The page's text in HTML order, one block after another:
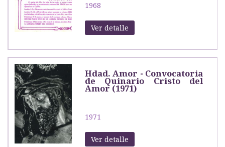
1968
Ver detalle
Hdad. Amor - Convocatoria
de Quinario Cristo del
Amor (1971)
1971
Ver detalle